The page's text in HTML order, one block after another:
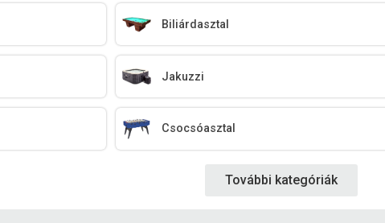
Biliárdasztal
Jakuzzi
Csocsóasztal
További kategóriák